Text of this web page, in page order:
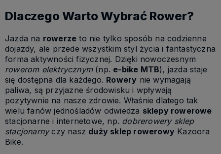
Dlaczego Warto Wybrać Rower?
Jazda na rowerze to nie tylko sposób na codzienne
dojazdy, ale przede wszystkim styl życia i fantastyczna
forma aktywności fizycznej. Dzięki nowoczesnym
rowerom elektrycznym(np. e-bike MTB), jazda staje
się dostępna dla każdego. Rowery nie wymagają
paliwa, są przyjazne środowisku i wpływają
pozytywnie na nasze zdrowie. Właśnie dlatego tak
wielu fanów jednośladów odwiedza sklepy rowerowe
stacjonarne i internetowe, np. dobrerowery sklep
stacjonarnyczy nasz duży sklep rowerowy Kazoora
Bike.